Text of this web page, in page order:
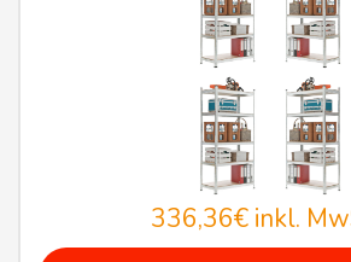
336,36€inkl.